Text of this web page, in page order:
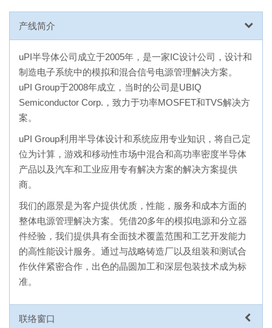
产线简介
uPI半导体公司成立于2005年，是一家IC设计公司，设计和
制造电子系统中的模拟和混合信号电源管理解决方案。
uPI Group于2008年成立，当时的公司是UBIQ
Semiconductor Corp.，致力于功率MOSFET和TVS解决方
案。
uPI Group利用半导体设计和系统应用专业知识，将自己定
位为计算，游戏和移动性市场中混合和高功率密度半导体
产品以及汽车和工业应用专有解决方案的解决方案提供
商。
我们的愿景是为客户提供优质，性能，服务和成本方面的
整体电源管理解决方案。凭借20多年的模拟电源和分立器
件经验，我们提供具有全面技术覆盖范围和工艺开发能力
的高性能设计服务。通过与战略铸造厂以及组装和测试合
作伙伴紧密合作，出色的晶圆加工和深层包装技术成为标
准。
联络窗口